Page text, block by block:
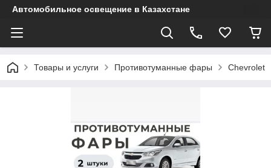
Автомобильное освещение в Казахстане
Товары и услуги Противотуманные фары Chevrolet